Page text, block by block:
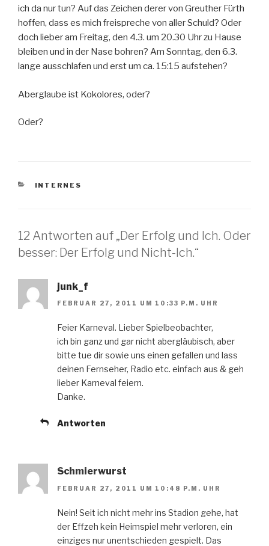
ich da nur tun? Auf das Zeichen derer von Greuther Fürth
hoffen, dass es mich freispreche von aller Schuld? Oder
doch lieber am Freitag, den 4.3. um 20.30 Uhr zu Hause
bleiben und in der Nase bohren? Am Sonntag, den 6.3.
lange ausschlafen und erst um ca. 15:15 aufstehen?
Aberglaube ist Kokolores, oder?
Oder?
KATEGORIEN
INTERNES
12 Antworten auf „Der Erfolg und Ich. Oder
besser: Der Erfolg und Nicht-Ich.“
junk_f
FEBRUAR 27, 2011 UM 10:33 P.M. UHR
Feier Karneval. Lieber Spielbeobachter,
ich bin ganz und gar nicht abergläubisch, aber
bitte tue dir sowie uns einen gefallen und lass
deinen Fernseher, Radio etc. einfach aus & geh
lieber Karneval feiern.
Danke.
Antworten
Schmierwurst
FEBRUAR 27, 2011 UM 10:48 P.M. UHR
Nein! Seit ich nicht mehr ins Stadion gehe, hat
der Effzeh kein Heimspiel mehr verloren, ein
einziges nur unentschieden gespielt. Das